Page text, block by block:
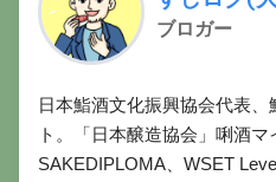
ブロガー
日本鮨酒文化振興協会代表
ト。「日本醸造協会」唎酒
SAKEDIPLOMA、WSET